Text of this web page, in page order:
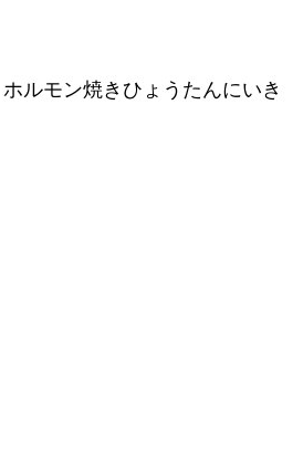
ルモン焼きひょうたんにいき